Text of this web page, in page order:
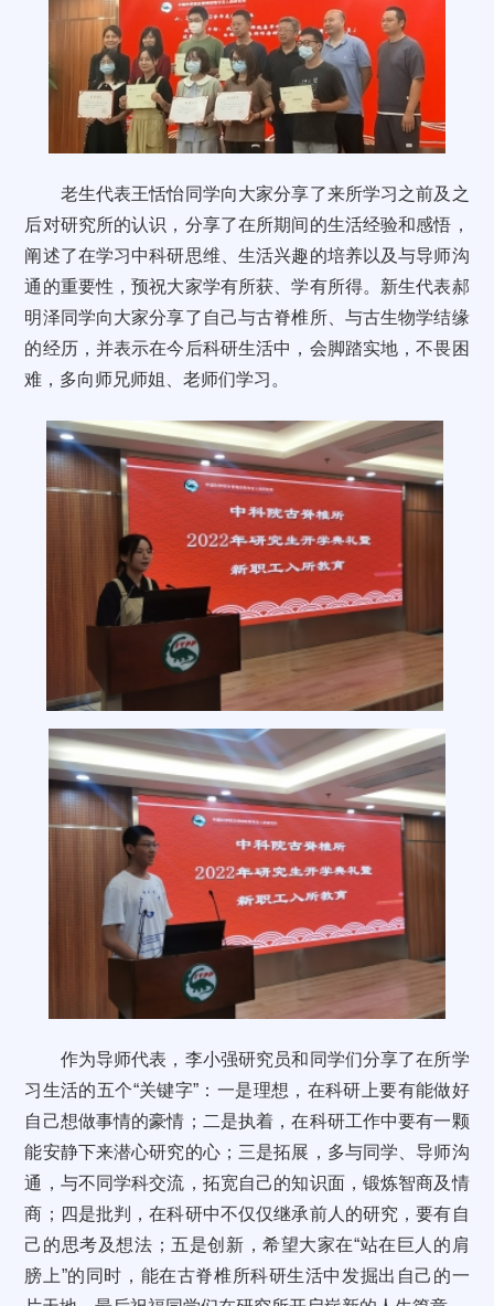
老生代表王恬怡同学向大家分享了来所学习之前及之
后对研究所的认识，分享了在所期间的生活经验和感悟，
阐述了在学习中科研思维、生活兴趣的培养以及与导师沟
通的重要性，预祝大家学有所获、学有所得。新生代表郝
明泽同学向大家分享了自己与古脊椎所、与古生物学结缘
的经历，并表示在今后科研生活中，会脚踏实地，不畏困
难，多向师兄师姐、老师们学习。
作为导师代表，李小强研究员和同学们分享了在所学
习生活的五个“关键字”：一是理想，在科研上要有能做好
自己想做事情的豪情；二是执着，在科研工作中要有一颗
能安静下来潜心研究的心；三是拓展，多与同学、导师沟
通，与不同学科交流，拓宽自己的知识面，锻炼智商及情
商；四是批判，在科研中不仅仅继承前人的研究，要有自
己的思考及想法；五是创新，希望大家在“站在巨人的肩
膀上”的同时，能在古脊椎所科研生活中发掘出自己的一